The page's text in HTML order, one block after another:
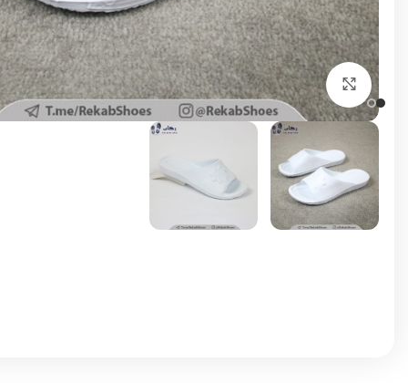
برای بزرگنمایی کلیک کنید